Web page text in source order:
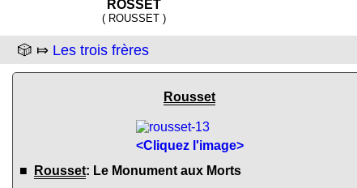
ROSSET
( ROUSSET )
🎲 ⤇ Les trois frères
Rousset
<Cliquez l'image>
■
Rousset: Le Monument aux Morts